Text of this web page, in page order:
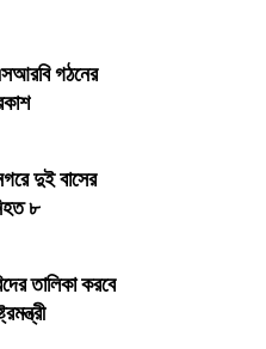
গঠনের
দুই বাসের
৮
তালিকা করবে